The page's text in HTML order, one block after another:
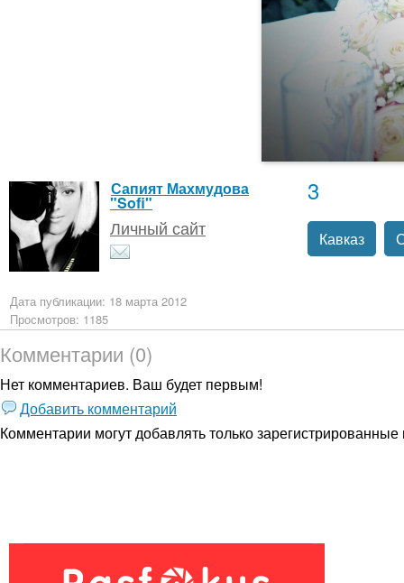
Сапият Махмудова
"Sofi"
Личный сайт
3
Кавказ
Дата публикации: 18 марта 2012
Просмотров: 1185
Комментарии (0)
Нет комментариев. Ваш будет первым!
Добавить комментарий
Комментарии могут добавлять толькозарегистрированные